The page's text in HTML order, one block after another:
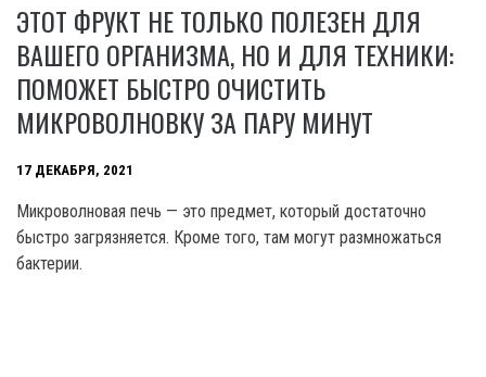
ЭТОТ ФРУКТ НЕ ТОЛЬКО ПОЛЕЗЕН ДЛЯ
ВАШЕГО ОРГАНИЗМА, НО И ДЛЯ ТЕХНИКИ:
ПОМОЖЕТ БЫСТРО ОЧИСТИТЬ
МИКРОВОЛНОВКУ ЗА ПАРУ МИНУТ
17 ДЕКАБРЯ, 2021
Микроволновая печь — это предмет, который достаточно
быстро загрязняется. Кроме того, там могут размножаться
бактерии.